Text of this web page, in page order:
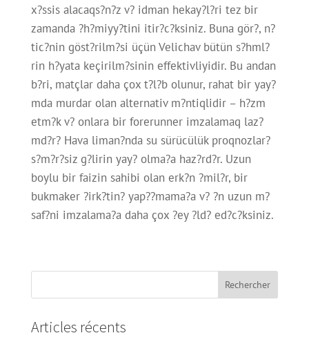
x?ssis alacaqs?n?z v? idman hekay?l?ri tez bir
zamanda ?h?miyy?tini itir?c?ksiniz. Buna gör?, n?
tic?nin göst?rilm?si üçün Velichav bütün s?hml?
rin h?yata keçirilm?sinin effektivliyidir. Bu andan
b?ri, matçlar daha çox t?l?b olunur, rahat bir yay?
mda murdar olan alternativ m?ntiqlidir – h?zm
etm?k v? onlara bir forerunner imzalamaq laz?
md?r? Hava liman?nda su sürücülük proqnozlar?
s?m?r?siz g?lirin yay? olma?a haz?rd?r. Uzun
boylu bir faizin sahibi olan erk?n ?mil?r, bir
bukmaker ?irk?tin? yap??mama?a v? ?n uzun m?
saf?ni imzalama?a daha çox ?ey ?ld? ed?c?ksiniz.
Articles récents